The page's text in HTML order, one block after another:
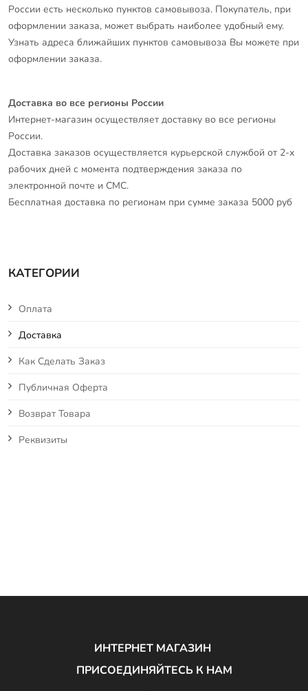
КАТЕГОРИИ
Оплата
Доставка
Как Сделать Заказ
Публичная Оферта
Возврат Товара
Реквизиты
России есть несколько пунктов самовывоза. Покупатель, при
оформлении заказа, может выбрать наиболее удобный ему.
Узнать адреса ближайших пунктов самовывоза Вы можете при
оформлении заказа.
Доставка во все регионы России
Интернет-магазин осуществляет доставку во все регионы
России.
Доставка заказов осуществляется курьерской службой от 2-х
рабочих дней с момента подтверждения заказа по
электронной почте и СМС.
Бесплатная доставка по регионам при сумме заказа 5000 руб
ИНТЕРНЕТ МАГАЗИН
ПРИСОЕДИНЯЙТЕСЬ К НАМ